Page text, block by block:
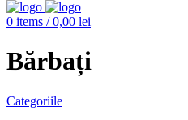
0 items / 0,00 lei
Bărbați
Categoriile